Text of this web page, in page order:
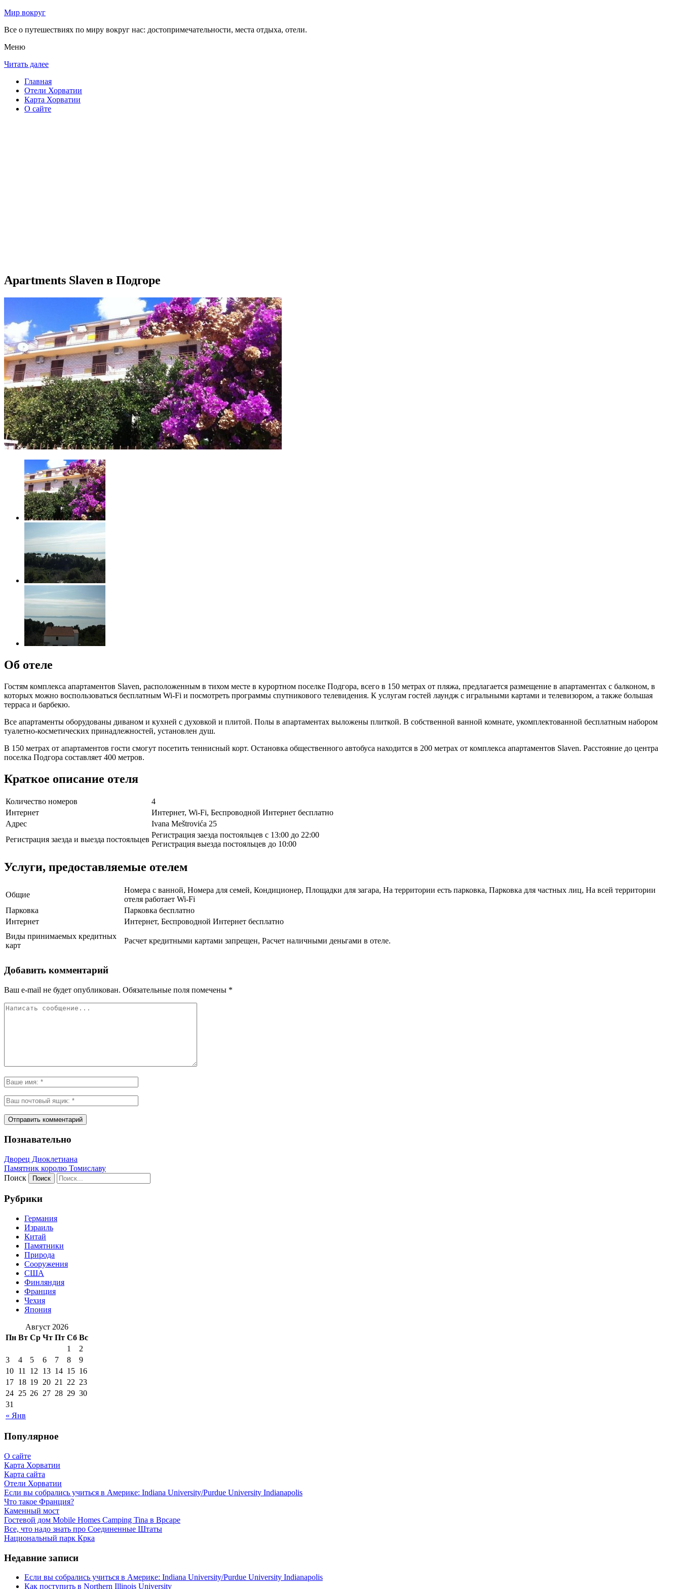
Мир вокруг
Все о путешествиях по миру вокруг нас: достопримечательности, места отдыха, отели.
Меню
Читать далее
Главная
Отели Хорватии
Карта Хорватии
О сайте
Apartments Slaven в Подгоре
Об отеле
Гостям комплекса апартаментов Slaven, расположенным в тихом месте в курортном поселке Подгора, всего в 150 метрах от пляжа, предлагается размещение в апартаментах с балконом, в
которых можно воспользоваться бесплатным Wi-Fi и посмотреть программы спутникового телевидения. К услугам гостей лаундж с игральными картами и телевизором, а также большая
терраса и барбекю.
Все апартаменты оборудованы диваном и кухней с духовкой и плитой. Полы в апартаментах выложены плиткой. В собственной ванной комнате, укомплектованной бесплатным набором
туалетно-косметических принадлежностей, установлен душ.
В 150 метрах от апартаментов гости смогут посетить теннисный корт. Остановка общественного автобуса находится в 200 метрах от комплекса апартаментов Slaven. Расстояние до центра
поселка Подгора составляет 400 метров.
Краткое описание отеля
Количество номеров
4
Интернет
Интернет, Wi-Fi, Беспроводной Интернет бесплатно
Адрес
Ivana Meštrovića 25
Регистрация заезда и выезда постояльцев
Регистрация заезда постояльцев с 13:00 до 22:00
Регистрация выезда постояльцев до 10:00
Услуги, предоставляемые отелем
Общие
Номера с ванной, Номера для семей, Кондиционер, Площадки для загара, На территории есть парковка, Парковка для частных лиц, На всей территории
отеля работает Wi-Fi
Парковка
Парковка бесплатно
Интернет
Интернет, Беспроводной Интернет бесплатно
Виды принимаемых кредитных
карт
Расчет кредитными картами запрещен, Расчет наличными деньгами в отеле.
Добавить комментарий
Ваш e-mail не будет опубликован. Обязательные поля помечены *
Познавательно
Дворец Диоклетиана
Памятник королю Томиславу
Поиск
Рубрики
Германия
Израиль
Китай
Памятники
Природа
Сооружения
США
Финляндия
Франция
Чехия
Япония
Август 2026
Пн Вт Ср Чт Пт Сб Вс
« Янв
1
2
3
4 5 6 7 8
9
10 11 12 13 14 15 16
17 18 19 20 21 22 23
24 25 26 27 28 29 30
31
Популярное
О сайте
Карта Хорватии
Карта сайта
Отели Хорватии
Если вы собрались учиться в Америке: Indiana University/Purdue University Indianapolis
Что такое Франция?
Каменный мост
Гостевой дом Mobile Homes Camping Tina в Врсаре
Все, что надо знать про Соединенные Штаты
Национальный парк Крка
Недавние записи
Если вы собрались учиться в Америке: Indiana University/Purdue University Indianapolis
Как поступить в Northern Illinois University